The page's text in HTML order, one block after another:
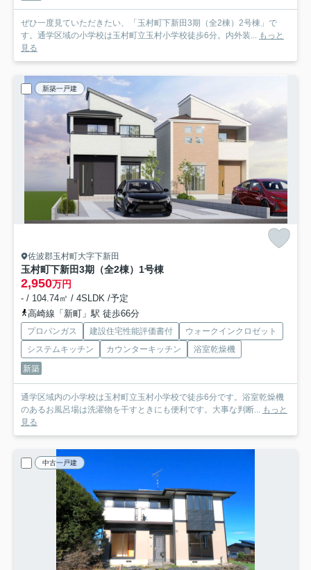
ぜひ一度見ていただきたい、「玉村町下新田3期（全2棟）2号棟」で
す。通学区域の小学校は玉村町立玉村小学校徒歩6分。内外装...
もっと
見る
新築一戸建
佐波郡玉村町大字下新田
玉村町下新田3期（全2棟）1号棟
2,950万円
- / 104.74㎡ / 4SLDK /予定
高崎線「新町」駅 徒歩66分
プロパンガス 建設住宅性能評価書付
ウォークインクロゼット
システムキッチン
カウンターキッチン
浴室乾燥機
新築
通学区域内の小学校は玉村町立玉村小学校で徒歩6分です。浴室乾燥機
のあるお風呂場は洗濯物を干すときにも便利です。大事な判断...
もっと
見る
中古一戸建